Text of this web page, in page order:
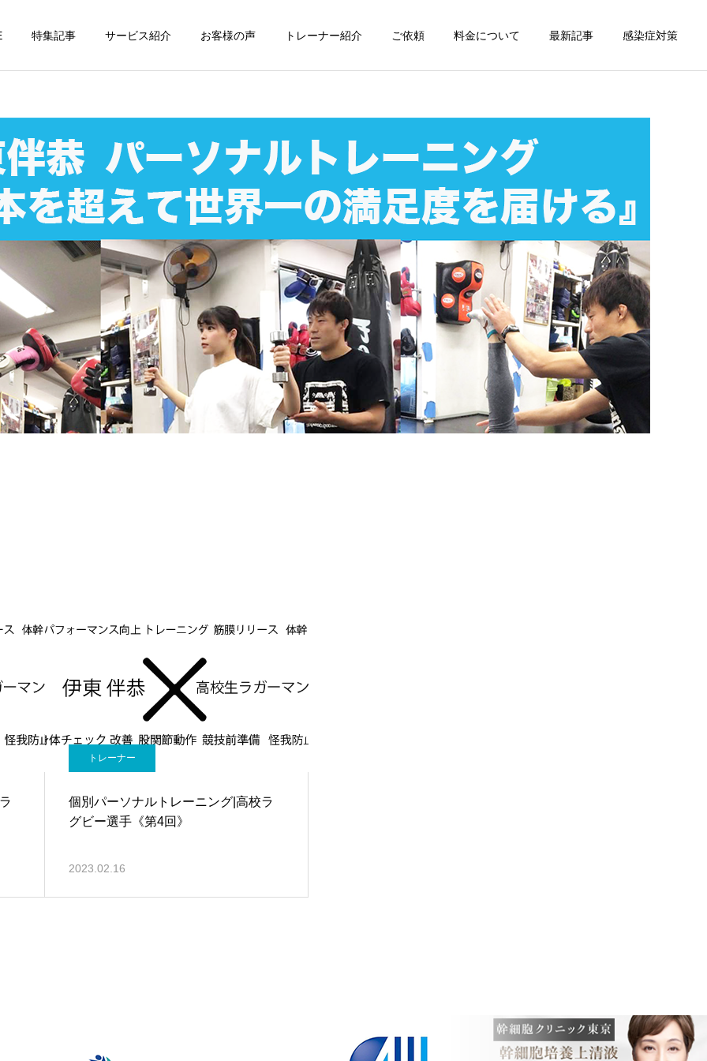
特集記事 サービス紹介 お客様の声 トレーナー紹介 ご依頼 料金について 最新記事 感染症対策
詳細を見る
運動・体操教室 グループレッスン
パーソナルトレーニ
パーソナルトレーナーの選
び方｜失敗しない7つの確
認ポイントを元日本王者が
パーソナルトレーニ
勝どきでキックボクシング
をマンツーマンで習えます
か？｜元日本王者が教える
中央区のパーソナル
出張パーソナルトレ
部屋が狭くても出張パーソ
ナルは受けられる？｜東京
出張キックボクシング 元日
本王者
出張パーソナルトレ
パーソナルって結局いくら
かかるの？ ジムと出張で何
が違うの？
トレーナー
個別パーソナルトレーニング|高校ラ
グビー選手《第4回》
2023.02.16